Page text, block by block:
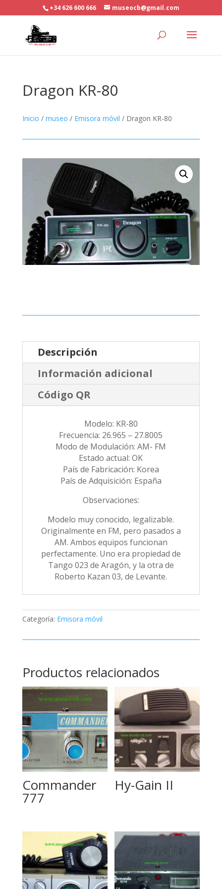
+34 626 600 666 museocb@gmail.com
Dragon KR-80
Inicio / museo / Emisora móvil / Dragon KR-80
Descripción
Información adicional
Código QR
Modelo: KR-80
Frecuencia: 26.965 – 27.8005
Modo de Modulación: AM- FM
Estado actual: OK
País de Fabricación: Korea
País de Adquisición: España
Observaciones:
Modelo muy conocido, legalizable.
Originalmente en FM, pero pasados a
AM. Ambos equipos funcionan
perfectamente. Uno era propiedad de
Tango 023 de Aragón, y la otra de
Roberto Kazan 03, de Levante.
Categoría: Emisora móvil
Productos relacionados
Commander
777
Hy-Gain II